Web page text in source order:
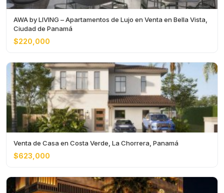
AWA by LIVING – Apartamentos de Lujo en Venta en Bella Vista,
Ciudad de Panamá
$220,000
Venta de Casa en Costa Verde, La Chorrera, Panamá
$623,000